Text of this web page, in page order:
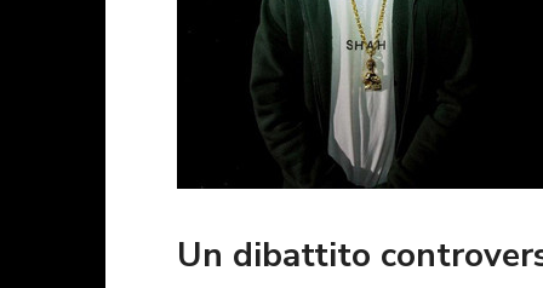
Un dibattito